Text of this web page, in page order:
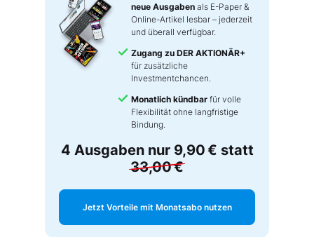
neue Ausgaben als E-Paper &
Online-Artikel lesbar – jederzeit
und überall verfügbar.
Zugang zu DER AKTIONÄR+
für zusätzliche
Investmentchancen.
Monatlich kündbar für volle
Flexibilität ohne langfristige
Bindung.
4 Ausgaben nur 9,90 € statt
33,00 €
Jetzt Vorteile mit Monatsabo nutzen